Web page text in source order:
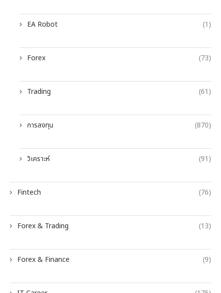
EA Robot (1)
Forex (73)
Trading (61)
การลงทุน (870)
วิเคราะห์ (91)
Fintech (76)
Forex & Trading (13)
Forex & Finance (9)